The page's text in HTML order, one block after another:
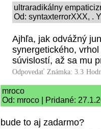
ultraradikálny
Od: syntaxterrorXXX, .
Ajhľa, jak odvážný
synergetického,
súvislostí, až sa mu
Odpovedať Známka: 3.3
mroco
Od: mroco | Pridané:
bude to aj zadarmo?